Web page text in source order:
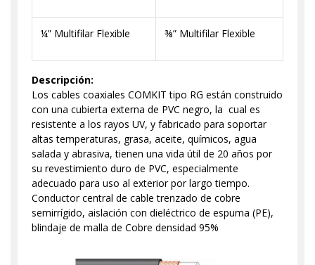
¼” Multifilar Flexible ⅜” Multifilar Flexible
Descripción:
Los cables coaxiales COMKIT tipo RG están construido
con una cubierta externa de PVC negro, la cual es
resistente a los rayos UV, y fabricado para soportar
altas temperaturas, grasa, aceite, químicos, agua
salada y abrasiva, tienen una vida útil de 20 años por
su revestimiento duro de PVC, especialmente
adecuado para uso al exterior por largo tiempo.
Conductor central de cable trenzado de cobre
semirrígido, aislación con dieléctrico de espuma (PE),
blindaje de malla de Cobre densidad 95%